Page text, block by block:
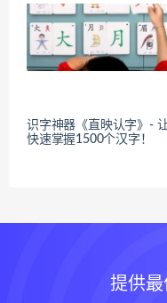
识字神器《直映认字》-
快速掌握1500个汉字！
提供